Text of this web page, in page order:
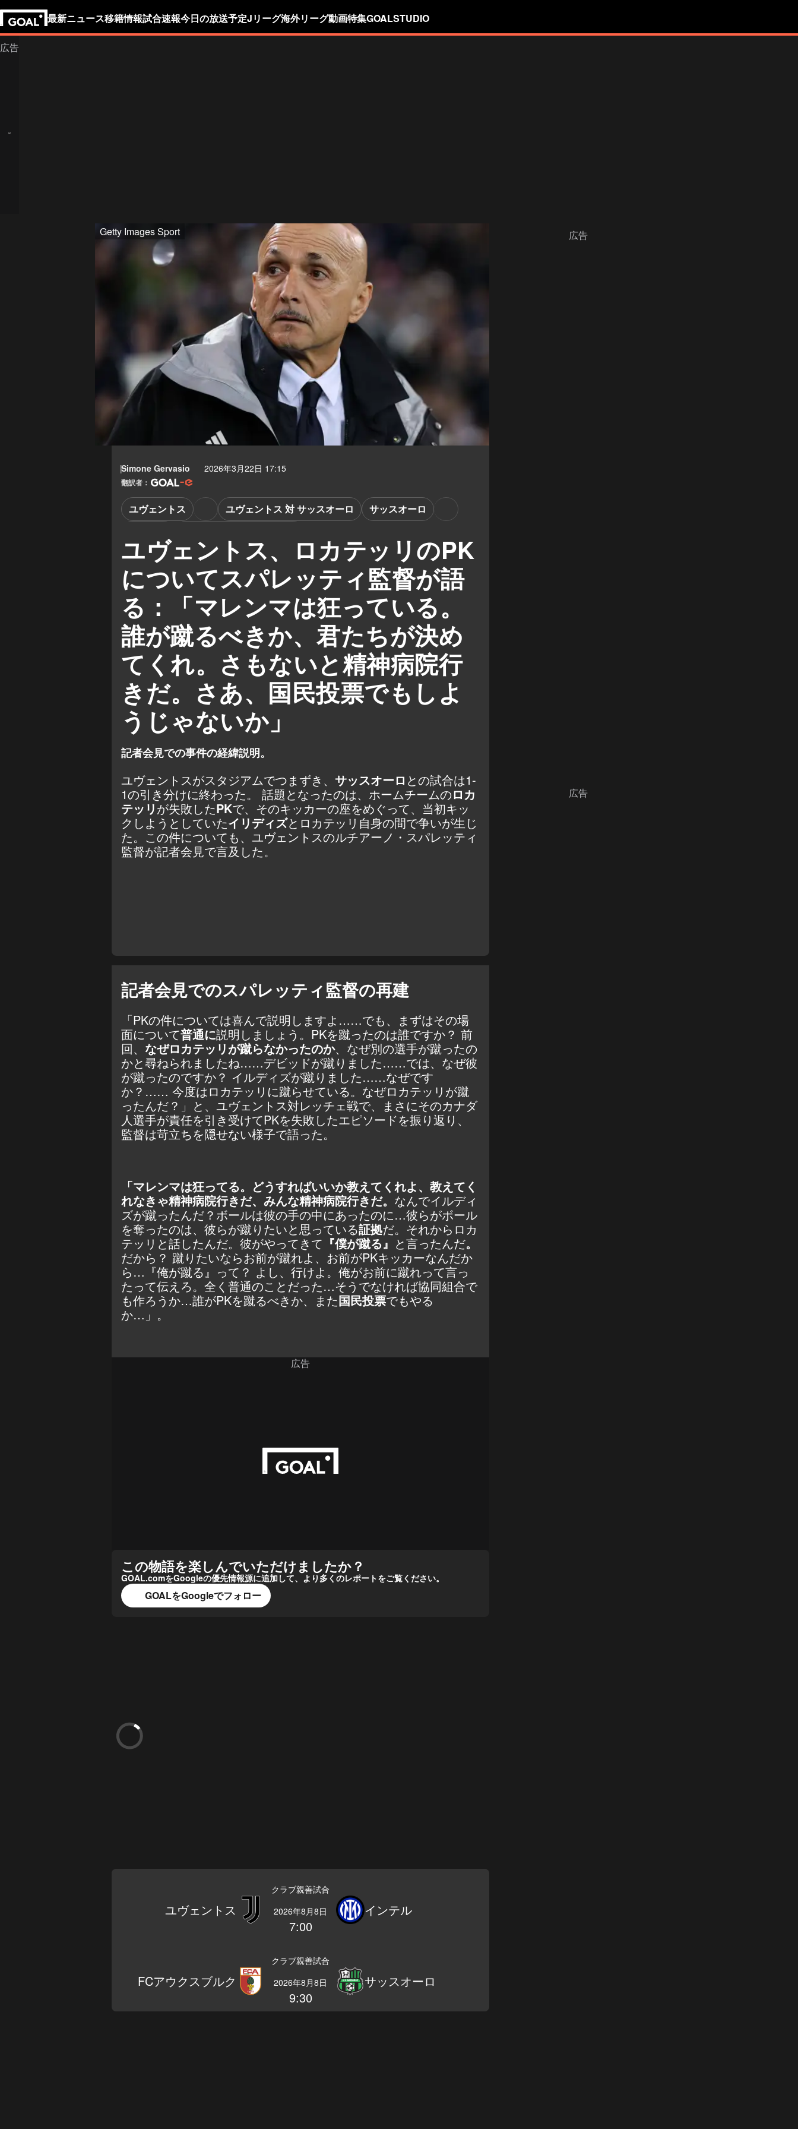
最新ニュース移籍情報試合速報今日の放送予定Jリーグ海外リーグ動画特集GOALSTUDIO
Getty Images Sport
Simone Gervasio 2026年3月22日 17:15
翻訳者：
ユヴェントス、ロカテッリのPK
についてスパレッティ監督が語
る：「マレンマは狂っている。
誰が蹴るべきか、君たちが決め
てくれ。さもないと精神病院行
きだ。さあ、国民投票でもしよ
うじゃないか」
ユヴェントス ユヴェントス 対 サッスオーロ
サッスオーロ
記者会見での事件の経緯説明。
ユヴェントスがスタジアムでつまずき、 サッスオーロ との試合は1-
1の引き分けに終わった。 話題となったのは、ホームチームのロカ
テッリが失敗したPKで、そのキッカーの座をめぐって、当初キッ
クしようとしていたイリディズとロカテッリ自身の間で争いが生じ
た。この件についても、ユヴェントスのルチアーノ・スパレッティ
監督が記者会見で言及した。
記者会見でのスパレッティ監督の再建
「PKの件については喜んで説明しますよ……でも、まずはその場
面について普通に説明しましょう。PKを蹴ったのは誰ですか？ 前
回、 なぜロカテッリが蹴らなかったのか、なぜ別の選手が蹴ったの
かと尋ねられましたね……デビッドが蹴りました……では、なぜ彼
が蹴ったのですか？ イルディズが蹴りました……なぜです
か？…… 今度はロカテッリに蹴らせている。なぜロカテッリが蹴
ったんだ？」と、ユヴェントス対レッチェ戦で、まさにそのカナダ
人選手が責任を引き受けてPKを失敗したエピソードを振り返り、
監督は苛立ちを隠せない様子で語った。
「マレンマは狂ってる。どうすればいいか教えてくれよ、教えてく
れなきゃ精神病院行きだ、みんな精神病院行きだ。 なんでイルディ
ズが蹴ったんだ？ボールは彼の手の中にあったのに…彼らがボール
を奪ったのは、彼らが蹴りたいと思っている証拠だ。それからロカ
テッリと話したんだ。彼がやってきて 『僕が蹴る』 と言ったんだ。
だから？ 蹴りたいならお前が蹴れよ、お前がPKキッカーなんだか
ら…『俺が蹴る』って？ よし、行けよ。俺がお前に蹴れって言っ
たって伝えろ。全く普通のことだった…そうでなければ協同組合で
も作ろうか…誰がPKを蹴るべきか、また国民投票でもやる
か…」。
広告
この物語を楽しんでいただけましたか？
GOAL.comをGoogleの優先情報源に追加して、より多くのレポートをご覧ください。
GOALをGoogleでフォロー
クラブ親善試合
ユヴェントス 2026年8月8日
7:00
インテル
クラブ親善試合
FCアウクスブルク 2026年8月8日
9:30
サッスオーロ